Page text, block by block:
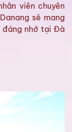
viên chuyên
sẽ mang
đáng nhớ tại Đà